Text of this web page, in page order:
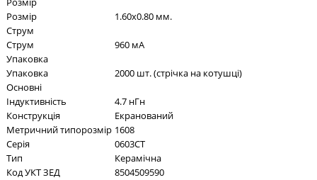
Розмір
1.60x0.80 мм.
Струм
Струм
960 мА
Упаковка
Упаковка
2000 шт. (стрічка на котушці)
Основні
Індуктивність
4.7 нГн
Конструкція
Екранований
Метричний типорозмір 1608
Серія
0603CT
Тип
Керамічна
Код УКТ ЗЕД
8504509590